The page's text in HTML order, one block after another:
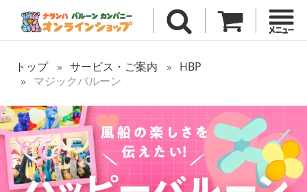
トップ サービス・ご案内
HBP
マジックバルーン